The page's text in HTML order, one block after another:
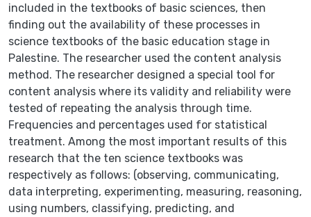
included in the textbooks of basic sciences, ‎then
finding out the availability of these processes in
science textbooks of ‎the basic education stage in
Palestine.‎‏ ‏The researcher used the content ‎analysis
method. The researcher designed a special tool for
content ‎analysis where its validity and reliability were
tested of repeating the ‎analysis through time.
Frequencies and percentages used for statistical
‎treatment. Among the most important results of this
research that the ten ‎science textbooks was
respectively as follows: (observing, ‎communicating,
data interpreting, experimenting, measuring, reasoning,
‎using numbers, classifying, predicting, and